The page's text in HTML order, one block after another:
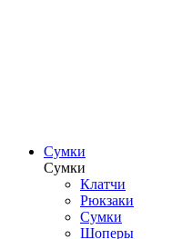
Сумки
Сумки
Клатчи
Рюкзаки
Сумки
Шоперы